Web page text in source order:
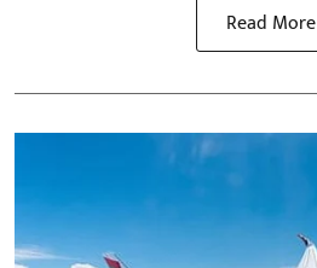
Read More